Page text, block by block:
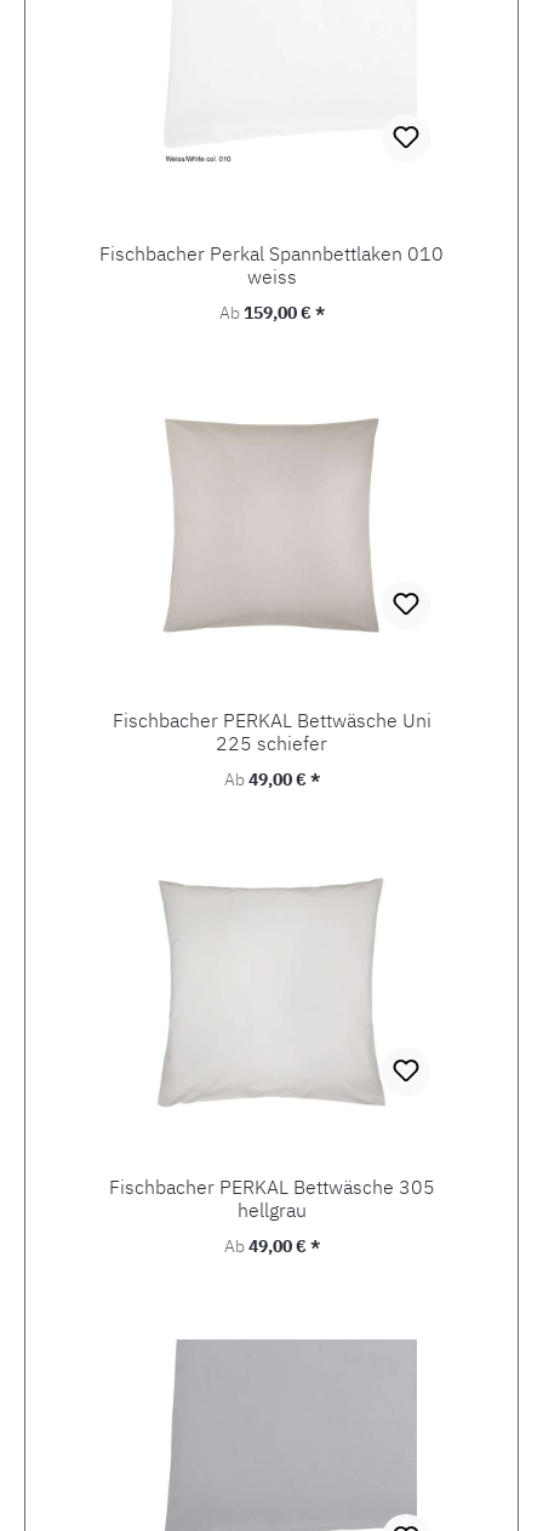
Fischbacher Perkal Spannbettlaken 010
weiss
Regulärer Preis:
Ab159,00 € *
Fischbacher PERKAL Bettwäsche Uni
225 schiefer
Regulärer Preis:
Ab49,00 € *
Fischbacher PERKAL Bettwäsche 305
hellgrau
Regulärer Preis:
Ab49,00 € *